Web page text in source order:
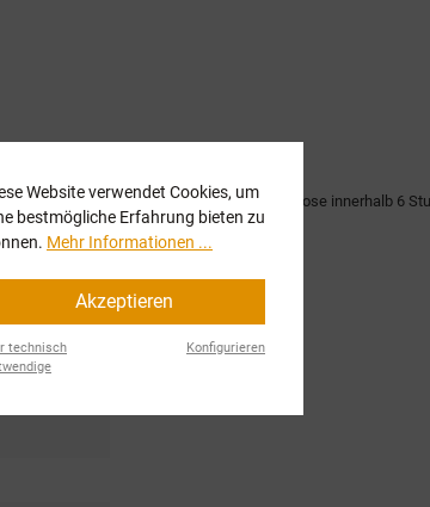
unkompliziert. Danach ist die 2K Spraydose innerhalb 6
Website verwendet Cookies, um
bestmögliche Erfahrung bieten zu
Mehr Informationen ...
Akzeptieren
technisch
Konfigurieren